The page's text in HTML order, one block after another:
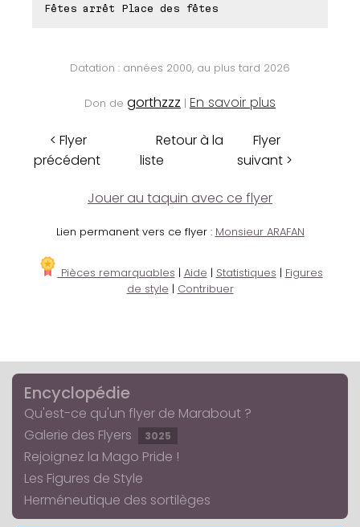
Fêtes arrêt Place des fêtes
Datation : années 2000, au plus tard 2026
Don de gorthzzz | En savoir plus
< Flyer
précédent
Retour à la
liste
Flyer
suivant >
Jouer au taquin avec ce flyer
Lien permanent vers ce flyer : Monsieur ARAFAN
Pièces remarquables | Aide | Statistiques | Figures
de style | Contribuer
Encyclopédie
Qu'est-ce qu'un flyer de Marabout ?
Galerie des Flyers
3025
Rejoignez la Mago Pride !
Les Figures de Style
Herméneutique des sortilèges